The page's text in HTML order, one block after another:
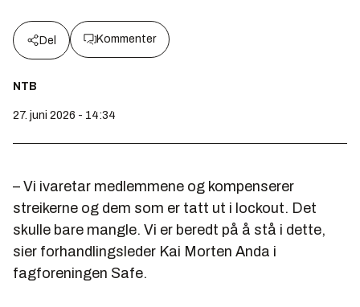
Del Kommenter
NTB
27. juni 2026 - 14:34
– Vi ivaretar medlemmene og kompenserer
streikerne og dem som er tatt ut i lockout. Det
skulle bare mangle. Vi er beredt på å stå i dette,
sier forhandlingsleder Kai Morten Anda i
fagforeningen Safe.